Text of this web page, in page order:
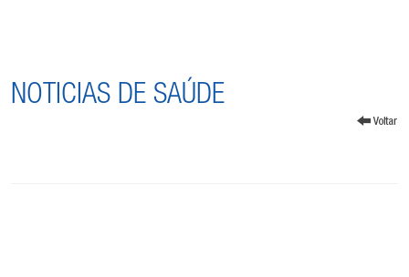
NOTICIAS DE SAÚDE